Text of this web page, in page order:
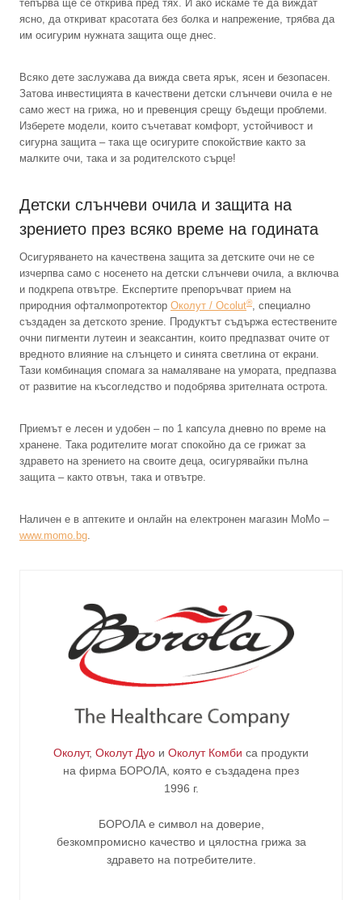
тепърва ще се открива пред тях. И ако искаме те да виждат
ясно, да откриват красотата без болка и напрежение, трябва да
им осигурим нужната защита още днес.
Всяко дете заслужава да вижда света ярък, ясен и безопасен.
Затова инвестицията в качествени детски слънчеви очила е не
само жест на грижа, но и превенция срещу бъдещи проблеми.
Изберете модели, които съчетават комфорт, устойчивост и
сигурна защита – така ще осигурите спокойствие както за
малките очи, така и за родителското сърце!
Детски слънчеви очила и защита на
зрението през всяко време на годината
Осигуряването на качествена защита за детските очи не се
изчерпва само с носенето на детски слънчеви очила, а включва
и подкрепа отвътре. Експертите препоръчват прием на
природния офталмопротектор Околут / Ocolut®, специално
създаден за детското зрение. Продуктът съдържа естествените
очни пигменти лутеин и зеаксантин, които предпазват очите от
вредното влияние на слънцето и синята светлина от екрани.
Тази комбинация спомага за намаляване на умората, предпазва
от развитие на късогледство и подобрява зрителната острота.
Приемът е лесен и удобен – по 1 капсула дневно по време на
хранене. Така родителите могат спокойно да се грижат за
здравето на зрението на своите деца, осигурявайки пълна
защита – както отвън, така и отвътре.
Наличен е в аптеките и онлайн на електронен магазин MoMo –
www.momo.bg
Околут, Околут Дуо и Околут Комби са продукти
на фирма БОРОЛА , която е създадена през
1996 г.
БОРОЛА е символ на доверие,
безкомпромисно качество и цялостна грижа за
здравето на потребителите